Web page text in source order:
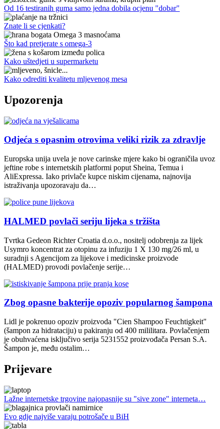
Od 16 testiranih guma samo jedna dobila ocjenu "dobar"
Znate li se cjenkati?
Što kad pretjerate s omega-3
Kako uštedjeti u supermarketu
Kako odrediti kvalitetu mljevenog mesa
Upozorenja
Odjeća s opasnim otrovima veliki rizik za zdravlje
Europska unija uvela je nove carinske mjere kako bi ograničila uvoz
jeftine robe s internetskih platformi poput Sheina, Temua i
AliExpressa. Iako privlače kupce niskim cijenama, najnovija
istraživanja upozoravaju da…
HALMED povlači seriju lijeka s tržišta
Tvrtka Gedeon Richter Croatia d.o.o., nositelj odobrenja za lijek
Usymro koncentrat za otopinu za infuziju 1 X 130 mg/26 ml, u
suradnji s Agencijom za lijekove i medicinske proizvode
(HALMED) provodi povlačenje serije…
Zbog opasne bakterije opoziv popularnog šampona
Lidl je pokrenuo opoziv proizvoda "Cien Shampoo Feuchtigkeit"
(šampon za hidrataciju) u pakiranju od 400 mililitara. Povlačenjem
je obuhvaćena isključivo serija 5231552 proizvođača Persan S.A.
Šampon je, među ostalim…
Prijevare
Lažne internetske trgovine najopasnije su "sive zone" interneta…
Evo gdje najviše varaju potrošače u BiH